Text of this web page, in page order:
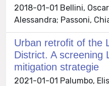
2018-01-01 Bellini,
Alessandra; Passoni,
Urban retrofit of the
District. A screening
mitigation strategie
2021-01-01 Palumbo,